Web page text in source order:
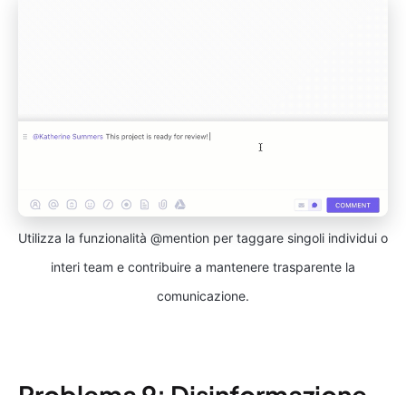
Utilizza la funzionalità @mention per taggare singoli individui o
interi team e contribuire a mantenere trasparente la
comunicazione.